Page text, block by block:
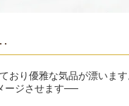
おり優雅な気品が漂います
ージさせます──